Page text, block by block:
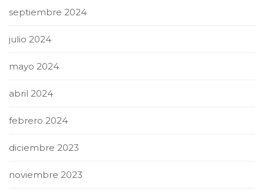
septiembre 2024
julio 2024
mayo 2024
abril 2024
febrero 2024
diciembre 2023
noviembre 2023